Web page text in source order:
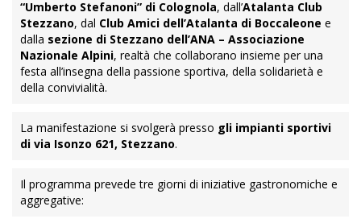
“Umberto Stefanoni” di Colognola, dall’Atalanta Club
Stezzano, dal Club Amici dell’Atalanta di Boccaleone e
dalla sezione di Stezzano dell’ANA – Associazione
Nazionale Alpini, realtà che collaborano insieme per una
festa all’insegna della passione sportiva, della solidarietà e
della convivialità.
La manifestazione si svolgerà presso gli impianti sportivi
di via Isonzo 621, Stezzano.
Il programma prevede tre giorni di iniziative gastronomiche e
aggregative: